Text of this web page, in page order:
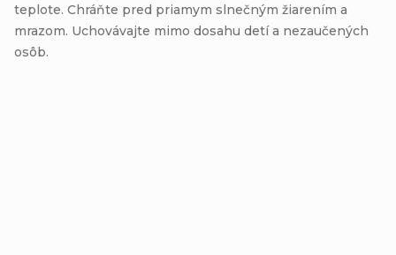
teplote. Chráňte pred priamym slnečným žiarením a
mrazom. Uchovávajte mimo dosahu detí a nezaučených
osôb.